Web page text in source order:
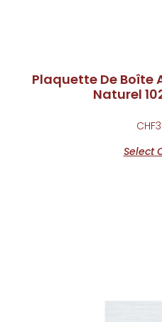
Plaquette De Boîte
Naturel
CHF
Select